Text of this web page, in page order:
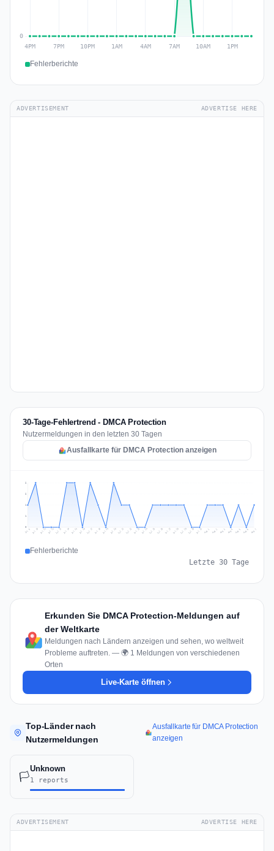
Fehlerberichte
ADVERTISEMENT ADVERTISE HERE
30-Tage-Fehlertrend - DMCA Protection
Nutzermeldungen in den letzten 30 Tagen
Ausfallkarte für DMCA Protection anzeigen
1
1
2
2
Jul 9 Jul 10 Jul 11 Jul 12 Jul 13 Jul 14 Jul 15 Jul 16 Jul 17 Jul 18 Jul 19 Jul 20 Jul 21 Jul 22 Jul 23 Jul 24 Jul 25 Jul 26 Jul 27 Jul 28 Jul 29 Jul 30 Jul 31 Aug 1 Aug 2 Aug 3 Aug 4 Aug 5 Aug 6 Aug 7
Fehlerberichte
Letzte 30 Tage
Erkunden Sie DMCA Protection-Meldungen auf
der Weltkarte
Meldungen nach Ländern anzeigen und sehen, wo weltweit
Probleme auftreten. — 🌍 1 Meldungen von verschiedenen
Orten
Live-Karte öffnen
Top-Länder nach
Nutzermeldungen
Ausfallkarte für DMCA Protection
anzeigen
🏳️
Unknown
1 reports
ADVERTISEMENT ADVERTISE HERE